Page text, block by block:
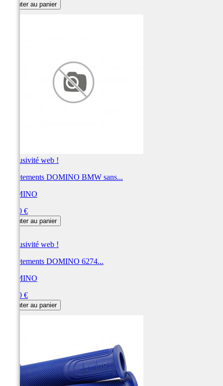
Ajouter au panier
Exclusivité web !
Revêtements DOMINO BMW sans...
DOMINO
22,80 €
Ajouter au panier
Exclusivité web !
Revêtements DOMINO 6274...
DOMINO
10,80 €
Ajouter au panier